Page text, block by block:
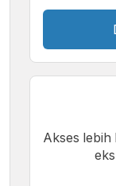
Akses